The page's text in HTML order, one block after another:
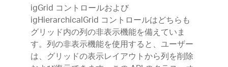
igGrid コントロールおよび
igHierarchicalGrid コントロールはどちらも
グリッド内の列の非表示機能を備えていま
す。列の非表示機能を使用すると、ユーザー
は、グリッドの表示レイアウトから列を削除